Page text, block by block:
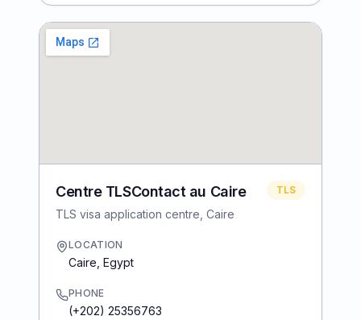
Centre TLSContact au Caire
TLS visa application centre, Caire
TLS
LOCATION
Caire Egypt
PHONE
(+202) 25356763